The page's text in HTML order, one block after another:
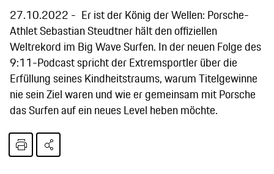
27.10.2022
Er ist der König der Wellen: Porsche-
Athlet Sebastian Steudtner hält den offiziellen
Weltrekord im Big Wave Surfen. In der neuen Folge des
9:11-Podcast spricht der Extremsportler über die
Erfüllung seines Kindheitstraums, warum Titelgewinne
nie sein Ziel waren und wie er gemeinsam mit Porsche
das Surfen auf ein neues Level heben möchte.